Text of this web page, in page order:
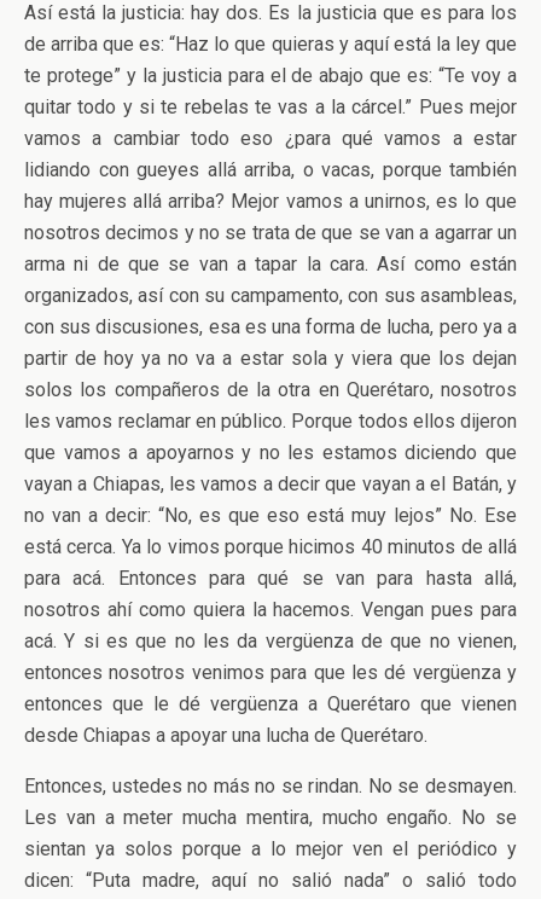
Así está la justicia: hay dos. Es la justicia que es para los
de arriba que es: “Haz lo que quieras y aquí está la ley que
te protege” y la justicia para el de abajo que es: “Te voy a
quitar todo y si te rebelas te vas a la cárcel.” Pues mejor
vamos a cambiar todo eso ¿para qué vamos a estar
lidiando con gueyes allá arriba, o vacas, porque también
hay mujeres allá arriba? Mejor vamos a unirnos, es lo que
nosotros decimos y no se trata de que se van a agarrar un
arma ni de que se van a tapar la cara. Así como están
organizados, así con su campamento, con sus asambleas,
con sus discusiones, esa es una forma de lucha, pero ya a
partir de hoy ya no va a estar sola y viera que los dejan
solos los compañeros de la otra en Querétaro, nosotros
les vamos reclamar en público. Porque todos ellos dijeron
que vamos a apoyarnos y no les estamos diciendo que
vayan a Chiapas, les vamos a decir que vayan a el Batán, y
no van a decir: “No, es que eso está muy lejos” No. Ese
está cerca. Ya lo vimos porque hicimos 40 minutos de allá
para acá. Entonces para qué se van para hasta allá,
nosotros ahí como quiera la hacemos. Vengan pues para
acá. Y si es que no les da vergüenza de que no vienen,
entonces nosotros venimos para que les dé vergüenza y
entonces que le dé vergüenza a Querétaro que vienen
desde Chiapas a apoyar una lucha de Querétaro.
Entonces, ustedes no más no se rindan. No se desmayen.
Les van a meter mucha mentira, mucho engaño. No se
sientan ya solos porque a lo mejor ven el periódico y
dicen: “Puta madre, aquí no salió nada” o salió todo